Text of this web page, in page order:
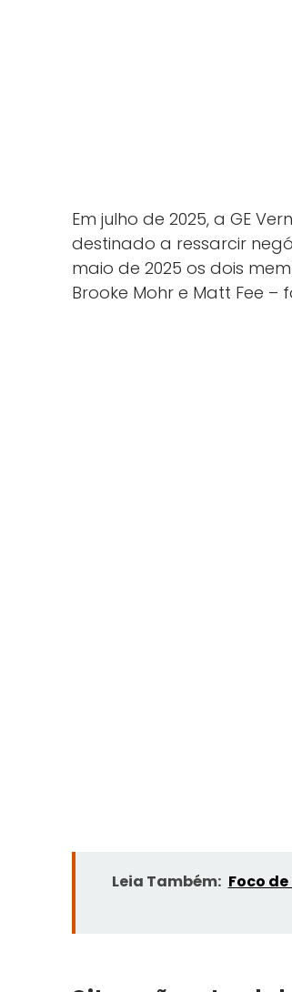
Em julho de 2025, a GE
destinado a ressarcir
maio de 2025 os dois
Brooke Mohr e Matt Fee –
Leia Também: Foco